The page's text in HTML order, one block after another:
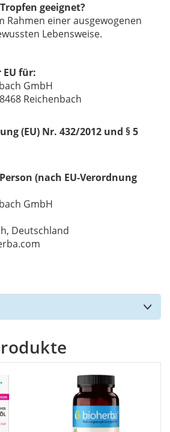
geeignet?
Rahmen einer ausgewogenen
Lebensweise.
für:
GmbH
Reichenbach
(EU) Nr. 432/2012 und § 5
(nach EU-Verordnung
GmbH
Deutschland